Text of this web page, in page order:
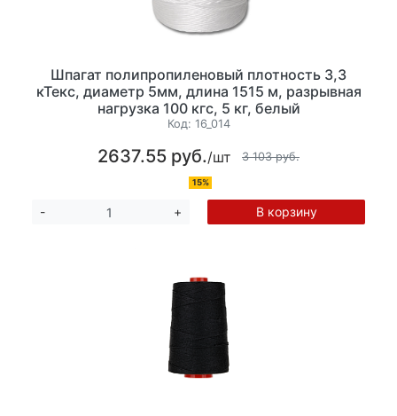
Шпагат полипропиленовый плотность 3,3
кТекс, диаметр 5мм, длина 1515 м, разрывная
нагрузка 100 кгс, 5 кг, белый
Код: 16_014
2637.55 руб./шт 3 103 руб.
15%
- + В корзину